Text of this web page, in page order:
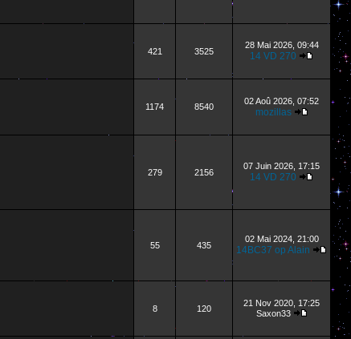
421 3525
28 Mai 2026, 09:44
14 VD 270
1174 8540
02 Aoû 2026, 07:52
mozillas
279 2156
07 Juin 2026, 17:15
14 VD 270
55 435
02 Mai 2024, 21:00
14BC37 op Alain
8 120
21 Nov 2020, 17:25
Saxon33